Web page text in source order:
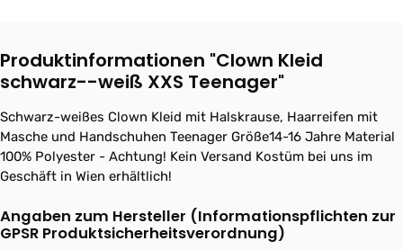
Produktinformationen "Clown Kleid
schwarz--weiß XXS Teenager"
Schwarz-weißes Clown Kleid mit Halskrause, Haarreifen mit
Masche und Handschuhen Teenager Größe14-16 Jahre Material
100% Polyester - Achtung! Kein Versand Kostüm bei uns im
Geschäft in Wien erhältlich!
Angaben zum Hersteller (Informationspflichten zur
GPSR Produktsicherheitsverordnung)